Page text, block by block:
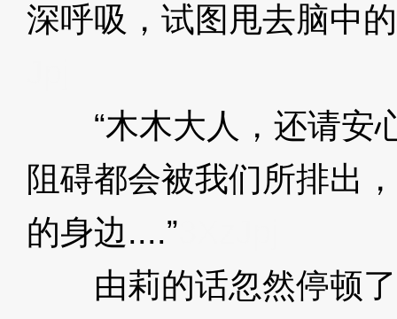
深呼吸，试图甩去脑中
“木木大人，还请安
阻碍都会被我们所排出
的身边....”
由莉的话忽然停顿了